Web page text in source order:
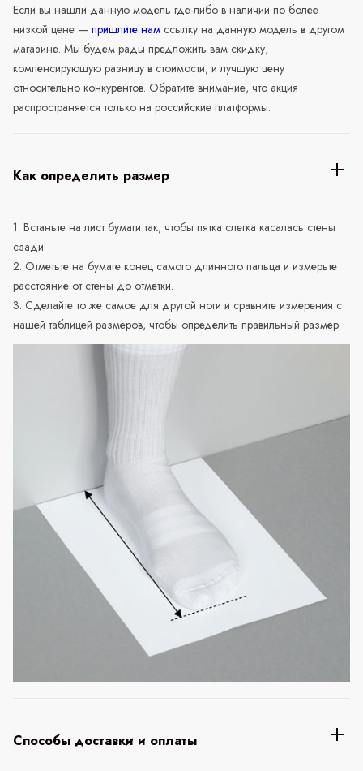
Если вы нашли данную модель где-либо в наличии по более
низкой цене — пришлите нам ссылку на данную модель в другом
магазине. Мы будем рады предложить вам скидку,
компенсирующую разницу в стоимости, и лучшую цену
относительно конкурентов. Обратите внимание, что акция
распространяется только на российские платформы.
Как определить размер
1. Встаньте на лист бумаги так, чтобы пятка слегка касалась стены
сзади.
2. Отметьте на бумаге конец самого длинного пальца и измерьте
расстояние от стены до отметки.
3. Сделайте то же самое для другой ноги и сравните измерения с
нашей таблицей размеров, чтобы определить правильный размер.
Способы доставки и оплаты